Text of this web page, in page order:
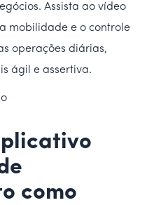
Assista ao vídeo
mobilidade e o controle
operações diárias,
ágil e assertiva.
como